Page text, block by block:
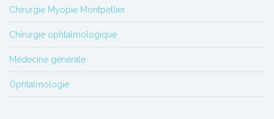
Chirurgie Myopie Montpellier
Chirurgie ophtalmologique
Médecine générale
Ophtalmologie